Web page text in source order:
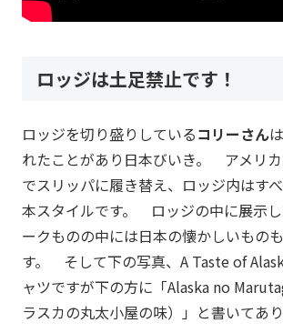
ロッジは土足禁止です！
ロッジを切り盛りしているコリーさん
れたことがあり日本びいき。 アメリ
でスリッパに履き替え、ロッジ内はす
本スタイルです。 ロッジの中に展示し
ークものの中には日本の懐かしいもの
す。 そして下の写真、A Taste of
ャツですが下の方に「Alaska no
ラスカの丸太小屋の味）」と書いてあり